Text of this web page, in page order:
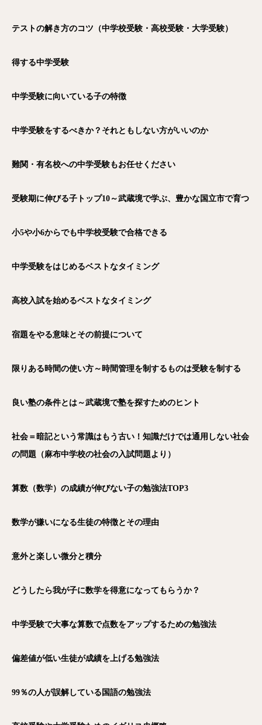
テストの解き方のコツ（中学校受験・高校受験・大学受験）
得する中学受験
中学受験に向いている子の特徴
中学受験をするべきか？それともしない方がいいのか
難関・有名校への中学受験もお任せください
受験期に伸びる子トップ10～武蔵境で学ぶ、豊かな国立市で育つ
小5や小6からでも中学校受験で合格できる
中学受験をはじめるベストなタイミング
高校入試を始めるベストなタイミング
宿題をやる意味とその前提について
限りある時間の使い方～時間管理を制するものは受験を制する
良い塾の条件とは～武蔵境で塾を探すためのヒント
社会＝暗記という常識はもう古い！知識だけでは通用しない社会
の問題（麻布中学校の社会の入試問題より）
算数（数学）の成績が伸びない子の勉強法TOP3
数学が嫌いになる生徒の特徴とその理由
意外と楽しい微分と積分
どうしたら我が子に数学を得意になってもらうか？
中学受験で大事な算数で点数をアップするための勉強法
偏差値が低い生徒が成績を上げる勉強法
99％の人が誤解している国語の勉強法